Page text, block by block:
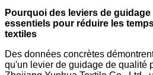
Pourquoi des leviers de
essentiels pour réduire les
textiles
Des données concrètes
qu'un levier de guidage de qualité